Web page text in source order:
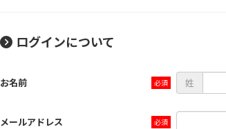
ログインについて
お名前 姓
メールアドレス